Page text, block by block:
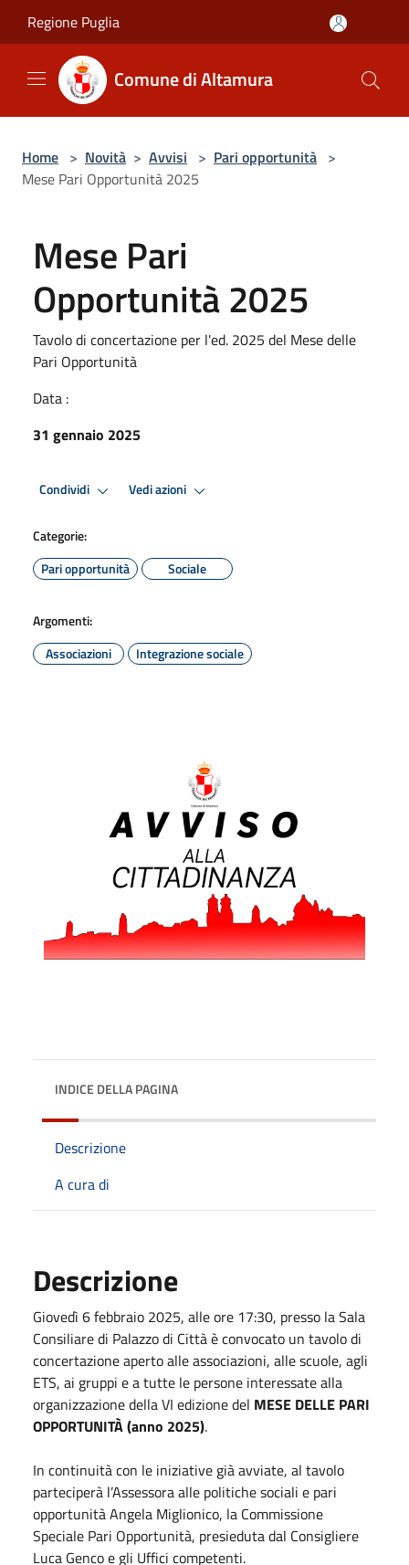
Regione Puglia
Comune di Altamura
Home > Novità > Avvisi > Pari opportunità >
Mese Pari Opportunità 2025
Mese Pari
Opportunità 2025
Tavolo di concertazione per l'ed. 2025 del Mese delle
Pari Opportunità
Data :
31 gennaio 2025
Condividi Vedi azioni
Categorie:
Pari opportunità
Sociale
Argomenti:
Associazioni
Integrazione sociale
INDICE DELLA PAGINA
Descrizione
A cura di
Descrizione
Giovedì 6 febbraio 2025, alle ore 17:30, presso la Sala
Consiliare di Palazzo di Città è convocato un tavolo di
concertazione aperto alle associazioni, alle scuole, agli
ETS, ai gruppi e a tutte le persone interessate alla
organizzazione della VI edizione del MESE DELLE PARI
OPPORTUNITÀ (anno 2025).
In continuità con le iniziative già avviate, al tavolo
parteciperà l’Assessora alle politiche sociali e pari
opportunità Angela Miglionico, la Commissione
Speciale Pari Opportunità, presieduta dal Consigliere
Luca Genco e gli Uffici competenti.